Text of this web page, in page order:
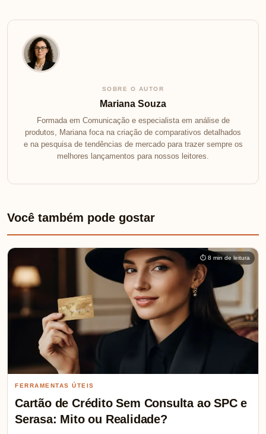
SOBRE O AUTOR
Mariana Souza
Formada em Comunicação e especialista em análise de
produtos, Mariana foca na criação de comparativos detalhados
e na pesquisa de tendências de mercado para trazer sempre os
melhores lançamentos para nossos leitores.
Você também pode gostar
⏱ 8 min de leitura
FERRAMENTAS ÚTEIS
Cartão de Crédito Sem Consulta ao SPC e
Serasa: Mito ou Realidade?